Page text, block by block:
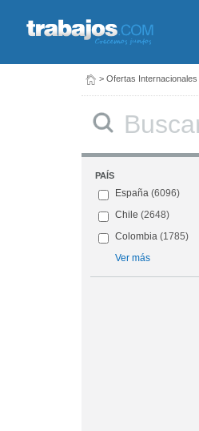
> Ofertas Internacionales
PAÍS
España (6096)
Chile (2648)
Colombia (1785)
Ver más